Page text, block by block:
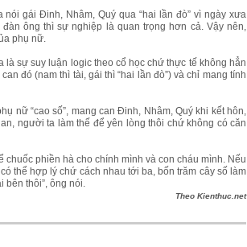
gái Đinh, Nhâm, Quý qua “hai lần đò” vì ngày xưa
ông thì sự nghiệp là quan trọng hơn cả. Vậy nên,
phụ nữ.
là sự suy luận logic theo cổ học chứ thực tế không hẳn
đó (nam thì tài, gái thì “hai lần đò”) và chỉ mang tính
nữ “cao số”, mang can Đinh, Nhâm, Quý khi kết hôn,
người ta làm thế để yên lòng thôi chứ không có căn
phiền hà cho chính mình và con cháu mình. Nếu
thể hợp lý chứ cách nhau tới ba, bốn trăm cây số làm
thôi”, ông nói.
Theo Kienthuc.net